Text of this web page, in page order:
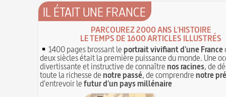
IL ÉTAIT UNE FRANCE
PARCOUREZ 2000 ANS L'HISTOIRE
LE TEMPS DE 1600 ARTICLES ILLUSTRÉS
1400 pages brossant leportrait vivifiant d'une France
deux siècles était la première puissance du monde. Une
divertissante et instructive de connaîtrenos racines, de
toute la richesse denotre passé, de comprendrenotre
d'entrevoir lefutur d'un pays millénaire